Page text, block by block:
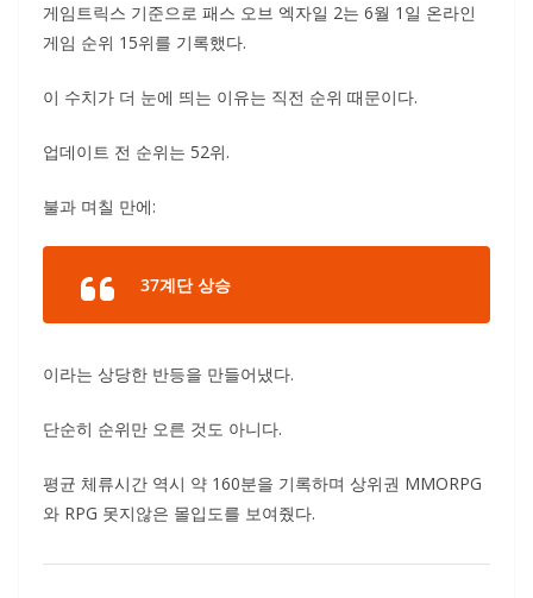
게임트릭스 기준으로 패스 오브 엑자일 2는 6월 1일 온라인
게임 순위 15위를 기록했다.
이 수치가 더 눈에 띄는 이유는 직전 순위 때문이다.
업데이트 전 순위는 52위.
불과 며칠 만에:
37계단 상승
이라는 상당한 반등을 만들어냈다.
단순히 순위만 오른 것도 아니다.
평균 체류시간 역시 약 160분을 기록하며 상위권 MMORPG
와 RPG 못지않은 몰입도를 보여줬다.